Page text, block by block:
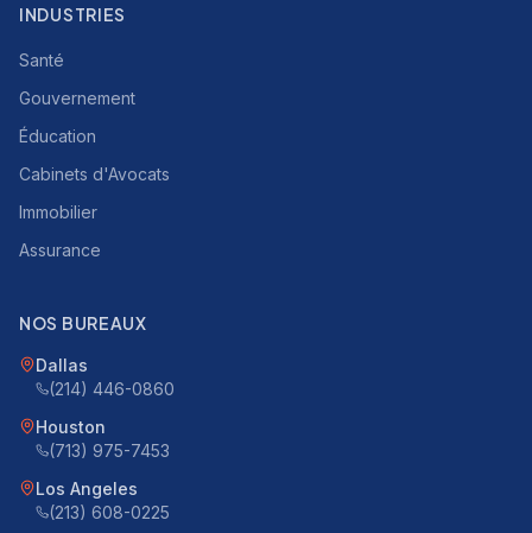
INDUSTRIES
Santé
Gouvernement
Éducation
Cabinets d'Avocats
Immobilier
Assurance
NOS BUREAUX
Dallas
(214) 446-0860
Houston
(713) 975-7453
Los Angeles
(213) 608-0225